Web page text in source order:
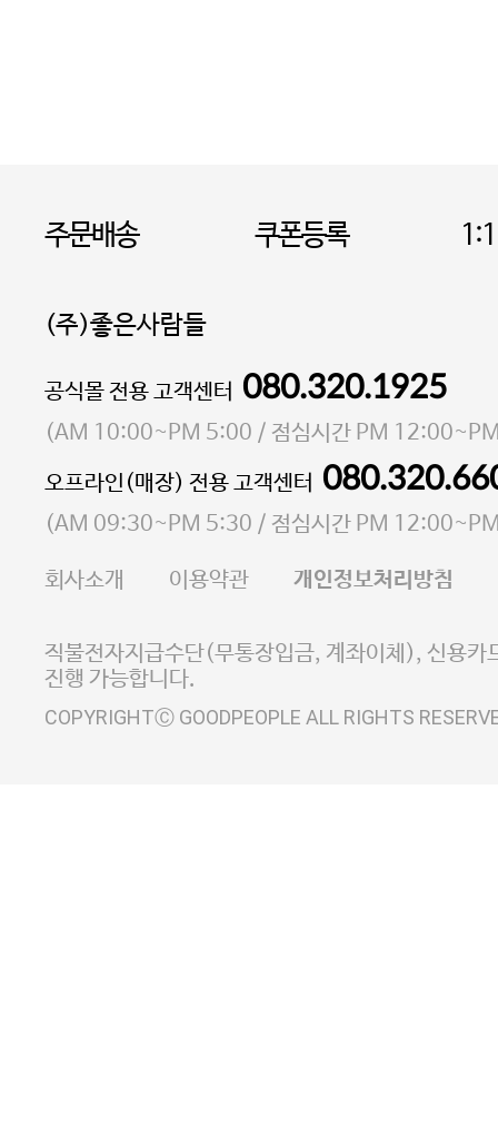
주문배송 쿠폰등록
(주)좋은사람들
대표 이성현,박영환| 개인정보관리책임자 김상현
소재지 서울특별시 마포구 마포대로4다길 41 마포
통신판매업 신고번호 2023-서울마포-3931호
사업자등록번호 105-81-58242
E-MAIL goodpeople@gpin.co.kr
사업자정보확인
이니시스 에스크로 서비
공식몰 전용 고객센터 080.320.1925
(AM 10:00~PM 5:00 / 점심시간 PM
오프라인(매장) 전용 고객센터
(AM 09:30~PM 5:30 / 점심시간 PM
회사소개 이용약관 개인정보처리방침
직불전자지급수단(무통장입금, 계좌이체), 신용카
진행 가능합니다.
COPYRIGHTⒸ GOODPEOPLE ALL RIGHTS